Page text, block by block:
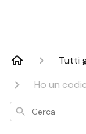
Tutti
Ho un
Cerca